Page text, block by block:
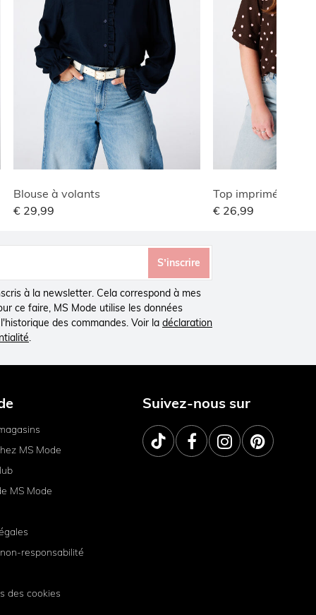
Blouse à volants
€ 29,99
Top imprimé avec
€ 26,99
S’inscrire
à la newsletter. Cela correspond à mes
ce faire, MS Mode utilise les données
des commandes. Voir la déclaration
.
MS Mode
MS Mode
responsabilité
des cookies
Suivez-nous sur